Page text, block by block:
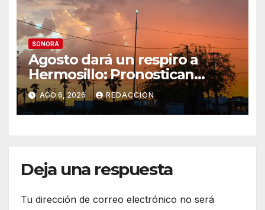
SONORA
Agosto dará un respiro a
Hermosillo: Pronostican
semana lluviosa y
temperaturas de hasta 34°C
AGO 6, 2026 REDACCION
Deja una respuesta
Tu dirección de correo electrónico no será